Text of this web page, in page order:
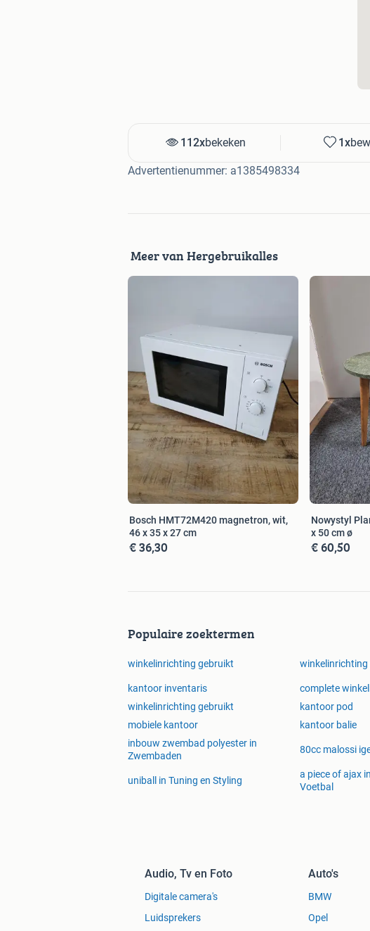
112xbekeken 1x
Advertentienummer: a1385498334
Meer van Hergebruikalles
Bosch HMT72M420 magnetron, wit,
46 x 35 x 27 cm
€ 36,30
Nowystyl
x 50 cm ø
€ 60,50
Populaire zoektermen
winkelinrichting gebruikt winkelinrichting
kantoor inventaris complete
winkelinrichting gebruikt
kantoor pod
mobiele kantoor
kantoor balie
inbouw zwembad polyester in
Zwembaden
80cc malossi
uniball in Tuning en Styling
a piece of ajax
Voetbal
Audio, Tv en Foto
Digitale camera's
Luidsprekers
Auto's
BMW
Opel